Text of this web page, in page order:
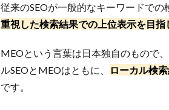
従来のSEOが一般的なキーワードで
重視した検索結果での上位表示を目指
MEOという言葉は日本独自のもので
ルSEOとMEOはともに、
ローカル検
です。